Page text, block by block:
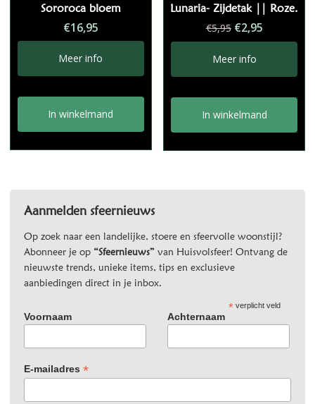
Sororoca bloem
€16,95
Meer info
In winkelmand
Lunaria- Zijdetak || Roze.
€5,95
prijs
was:
€5,95.
€2,95Huidige
prijs
€2,95.
Meer info
In winkelmand
Aanmelden sfeernieuws
Op zoek naar een landelijke, stoere en sfeervolle woonstijl?
Abonneer je op “Sfeernieuws” van Huisvolsfeer! Ontvang de
nieuwste trends, unieke items, tips en exclusieve
aanbiedingen direct in je inbox.
*verplicht veld
Voornaam Achternaam
E-mailadres *